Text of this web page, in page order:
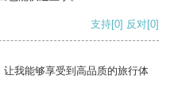
支持[0] 反对[0]
我能够享受到高品质的旅行体